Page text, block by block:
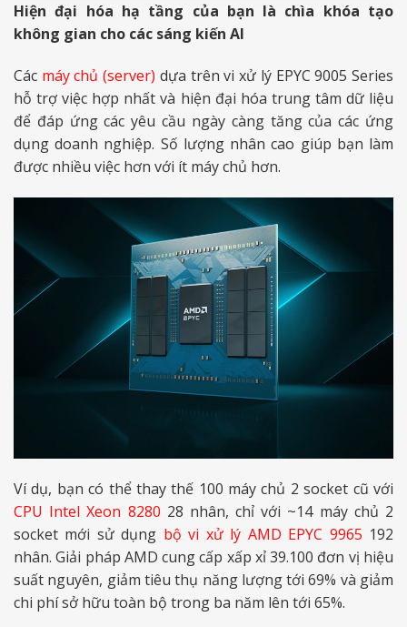
Hiện đại hóa hạ tầng của bạn là chìa khóa tạo
không gian cho các sáng kiến AI
Các máy chủ (server) dựa trên vi xử lý EPYC 9005 Series
hỗ trợ việc hợp nhất và hiện đại hóa trung tâm dữ liệu
để đáp ứng các yêu cầu ngày càng tăng của các ứng
dụng doanh nghiệp. Số lượng nhân cao giúp bạn làm
được nhiều việc hơn với ít máy chủ hơn.
Ví dụ, bạn có thể thay thế 100 máy chủ 2 socket cũ với
CPU Intel Xeon 8280 28 nhân, chỉ với ~14 máy chủ 2
socket mới sử dụng bộ vi xử lý AMD EPYC 9965 192
nhân. Giải pháp AMD cung cấp xấp xỉ 39.100 đơn vị hiệu
suất nguyên, giảm tiêu thụ năng lượng tới 69% và giảm
chi phí sở hữu toàn bộ trong ba năm lên tới 65%.